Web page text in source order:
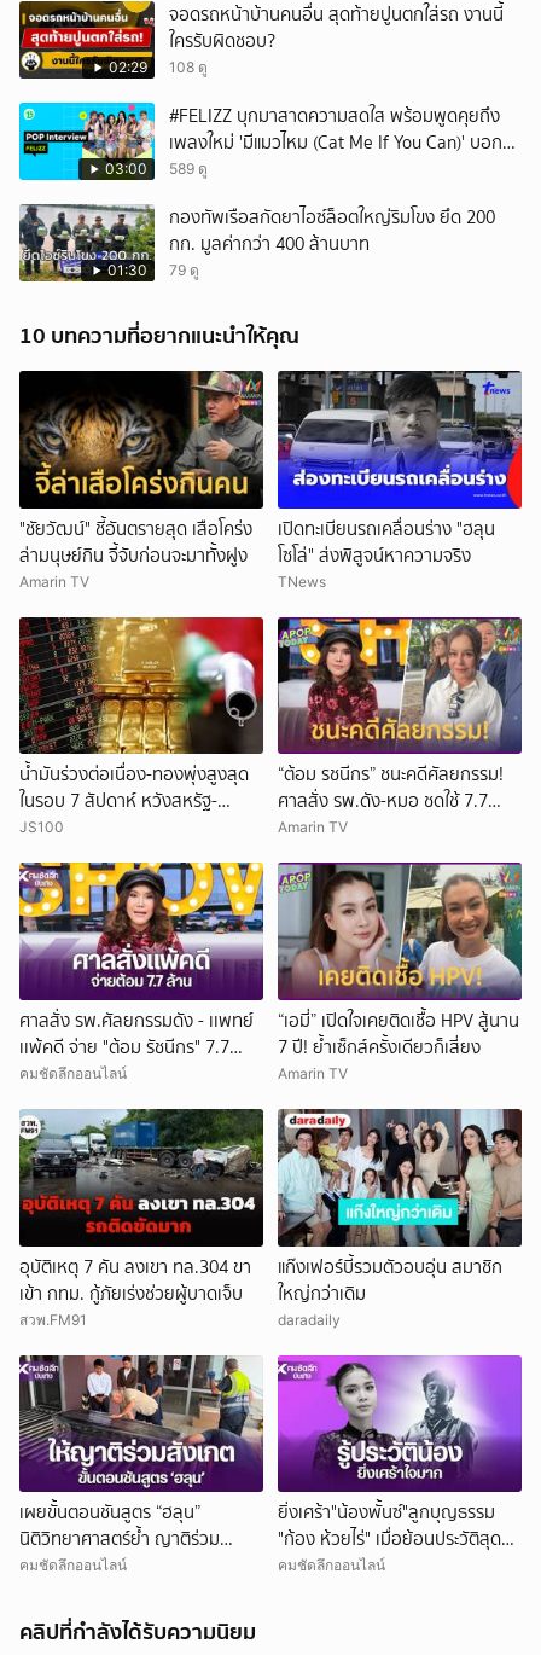
02:29
จอดรถหน้าบ้านคนอื่น สุดท้ายปูนตกใส่รถ งานนี้
ใครรับผิดชอบ?
108 ดู
03:00
#FELIZZ บุกมาสาดความสดใส พร้อมพูดคุยถึง
เพลงใหม่ 'มีแมวไหม (Cat Me If You Can)' บอก
เลยว่าเริ่ดไม่ไหว 🌟
589 ดู
01:30
กองทัพเรือสกัดยาไอซ์ล็อตใหญ่ริมโขง ยึด 200
กก. มูลค่ากว่า 400 ล้านบาท
79 ดู
10 บทความที่อยากแนะนำให้คุณ
"ชัยวัฒน์" ชี้อันตรายสุด เสือโคร่ง
ล่ามนุษย์กิน จี้จับก่อนจะมาทั้งฝูง
Amarin TV
เปิดทะเบียนรถเคลื่อนร่าง "ฮลุน
โซโล่" ส่งพิสูจน์หาความจริง
TNews
น้ำมันร่วงต่อเนื่อง-ทองพุ่งสูงสุด
ในรอบ 7 สัปดาห์ หวังสหรัฐ-
อิหร่านยุติสงคราม
JS100
“ต้อม รชนีกร” ชนะคดีศัลยกรรม!
ศาลสั่ง รพ.ดัง-หมอ ชดใช้ 7.7
ล้าน
Amarin TV
ศาลสั่ง รพ.ศัลยกรรมดัง - เเพทย์
เเพ้คดี จ่าย "ต้อม รัชนีกร" 7.7
ล้าน
คมชัดลึกออนไลน์
“เอมี่” เปิดใจเคยติดเชื้อ HPV สู้นาน
7 ปี! ย้ำเซ็กส์ครั้งเดียวก็เสี่ยง
Amarin TV
อุบัติเหตุ 7 คัน ลงเขา ทล.304 ขา
เข้า กทม. กู้ภัยเร่งช่วยผู้บาดเจ็บ
สวพ.FM91
แก๊งเฟอร์บี้รวมตัวอบอุ่น สมาชิก
ใหญ่กว่าเดิม
daradaily
เผยขั้นตอนชันสูตร “ฮลุน”
นิติวิทยาศาสตร์ย้ำ ญาติร่วม
สังเกตการณ์ได้จนเสร็จสิ้น
คมชัดลึกออนไลน์
ยิ่งเศร้า"น้องพั้นซ์"ลูกบุญธรรม
"ก้อง ห้วยไร่" เมื่อย้อนประวัติสุดน่า
สงสาร
คมชัดลึกออนไลน์
คลิปที่กำลังได้รับความนิยม